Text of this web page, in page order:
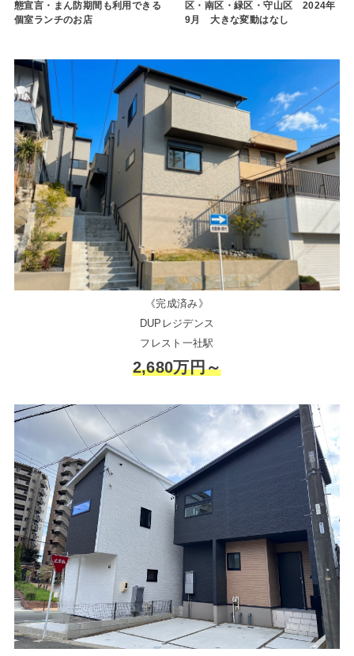
態宣言・まん防期間も利用できる
個室ランチのお店
区・南区・緑区・守山区 2024年
9月 大きな変動はなし
《完成済み》
DUPレジデンス
フレスト一社駅
2,680万円～